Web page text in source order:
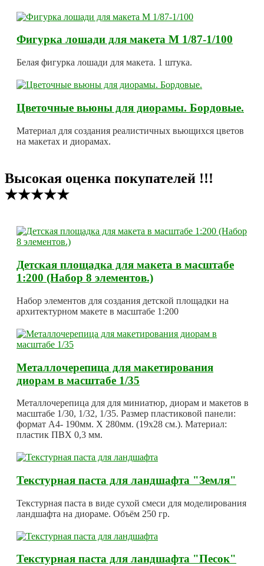
Фигурка лошади для макета М 1/87-1/100
Белая фигурка лошади для макета. 1 штука.
Цветочные вьюны для диорамы. Бордовые.
Материал для создания реалистичных вьющихся цветов
на макетах и диорамах.
Высокая оценка покупателей !!!
★★★★★
Детская площадка для макета в масштабе
1:200 (Набор 8 элементов.)
Набор элементов для создания детской площадки на
архитектурном макете в масштабе 1:200
Металлочерепица для макетирования
диорам в масштабе 1/35
Металлочерепица для для миниатюр, диорам и макетов в
масштабе 1/30, 1/32, 1/35. Размер пластиковой панели:
формат А4- 190мм. Х 280мм. (19х28 см.). Материал:
пластик ПВХ 0,3 мм.
Текстурная паста для ландшафта "Земля"
Текстурная паста в виде сухой смеси для моделирования
ландшафта на диораме. Объём 250 гр.
Текстурная паста для ландшафта "Песок"